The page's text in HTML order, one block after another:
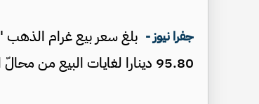
جفرا نيوز -
95.80 دينارا لغايات البيع من محالّ الصاغة، مقابل 91.40 دينارا لجهة الشراء.